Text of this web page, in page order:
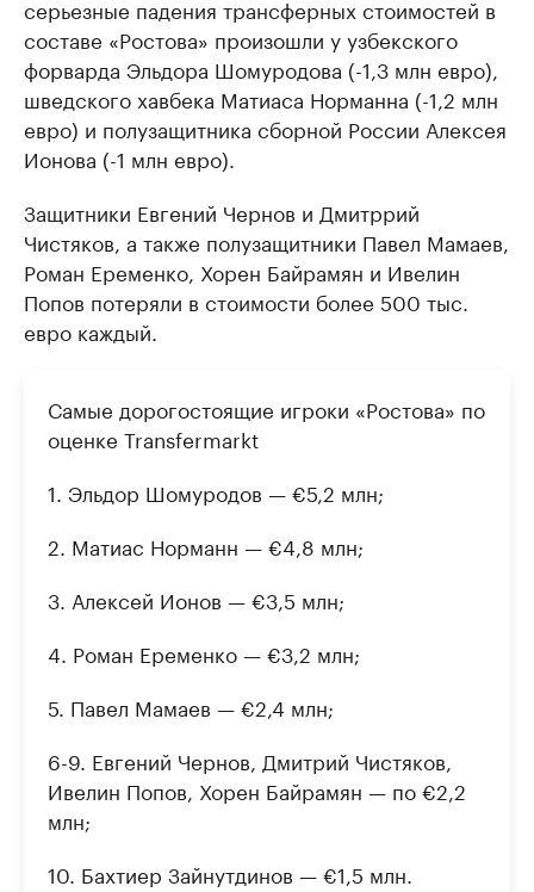
серьезные падения трансферных стоимостей в
составе «Ростова» произошли у узбекского
форварда Эльдора Шомуродова (-1,3 млн евро),
шведского хавбека Матиаса Норманна (-1,2 млн
евро) и полузащитника сборной России Алексея
Ионова (-1 млн евро).
Защитники Евгений Чернов и Дмитррий
Чистяков, а также полузащитники Павел Мамаев,
Роман Еременко, Хорен Байрамян и Ивелин
Попов потеряли в стоимости более 500 тыс.
евро каждый.
Самые дорогостоящие игроки «Ростова» по
оценке Transfermarkt
1. Эльдор Шомуродов — €5,2 млн;
2. Матиас Норманн — €4,8 млн;
3. Алексей Ионов — €3,5 млн;
4. Роман Еременко — €3,2 млн;
5. Павел Мамаев — €2,4 млн;
6-9. Евгений Чернов, Дмитрий Чистяков,
Ивелин Попов, Хорен Байрамян — по €2,2
млн;
10. Бахтиер Зайнутдинов — €1,5 млн.